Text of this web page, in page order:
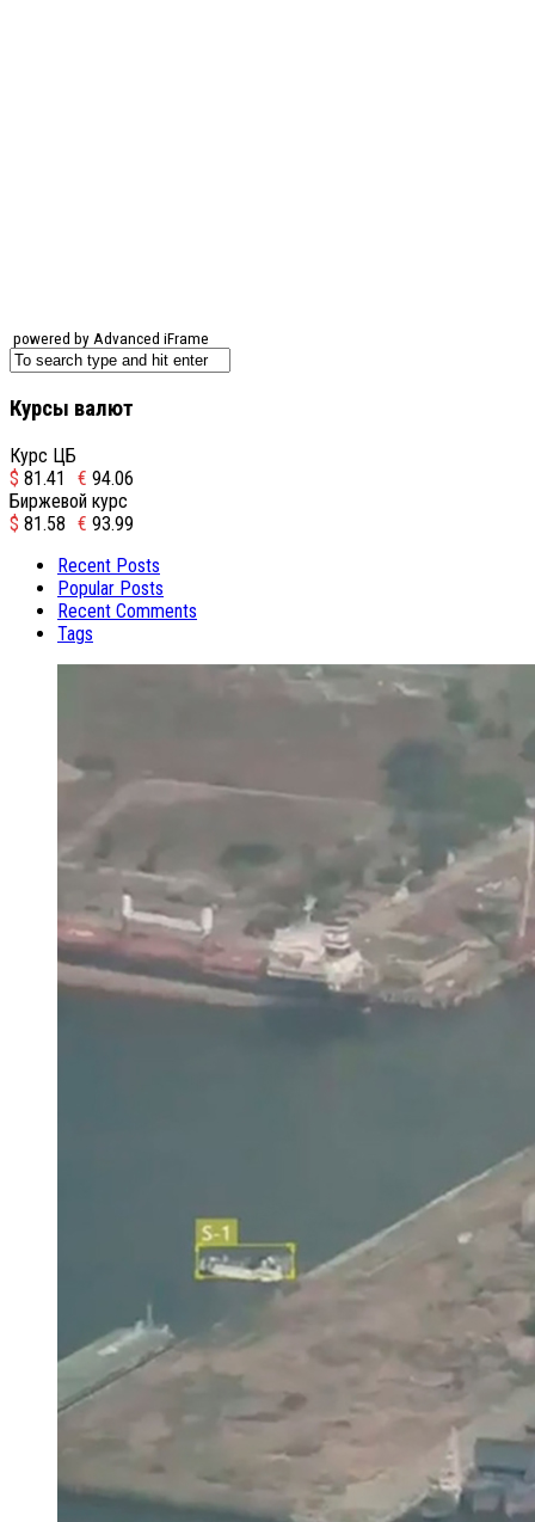
powered by Advanced iFrame
Курсы валют
Курс ЦБ
$ 81.41 € 94.06
Биржевой курс
$ 81.58 € 93.99
Recent Posts
Popular Posts
Recent Comments
Tags